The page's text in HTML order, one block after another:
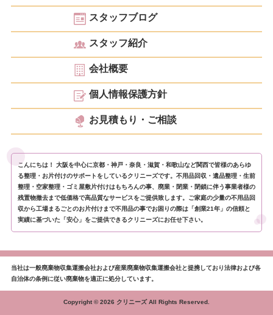
スタッフブログ
スタッフ紹介
会社概要
個人情報保護方針
お見積もり・ご相談
こんにちは！ 大阪を中心に京都・神戸・奈良・滋賀・和歌山など関西で皆様のあらゆ
る整理・お片付けのサポートをしているクリニーズです。不用品回収・遺品整理・生前
整理・空家整理・ゴミ屋敷片付けはもちろんの事、廃業・閉業・閉鎖に伴う事業者様の
残置物撤去まで低価格で高品質なサービスをご提供致します。ご家庭の少量の不用品回
収から工場まるごとのお片付けまで不用品の事でお困りの際は「創業21年」の信頼と
実績に基づいた「安心」をご提供できるクリニーズにお任せ下さい。
当社は一般廃棄物収集運搬会社および産業廃棄物収集運搬会社と提携しており法律および各
自治体の条例に従い廃棄物を適正に処分しています。
Copyright © 2026 クリニーズ All Rights Reserved.